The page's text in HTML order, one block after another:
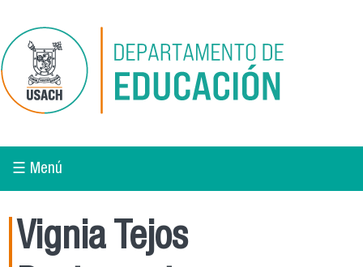
☰ Menú
Vignia Tejos